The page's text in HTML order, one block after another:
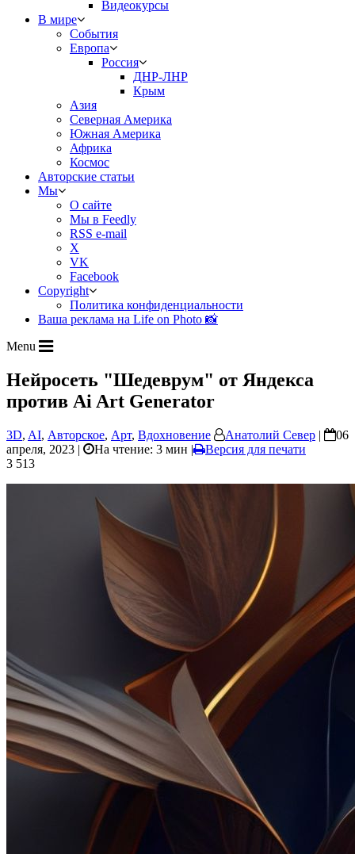
Видеокурсы
В мире
События
Европа
Россия
ДНР-ЛНР
Крым
Азия
Северная Америка
Южная Америка
Африка
Космос
Авторские статьи
Мы
О сайте
Мы в Feedly
RSS e-mail
X
VK
Facebook
Copyright
Политика конфиденциальности
Ваша реклама на Life on Photo 📸
Menu
Нейросеть "Шедеврум" от Яндекса
против Ai Art Generator
3D, AI, Авторское, Арт, Вдохновение Анатолий Север |
06
апреля, 2023 |
На чтение: 3 мин |
Версия для печати
3 513